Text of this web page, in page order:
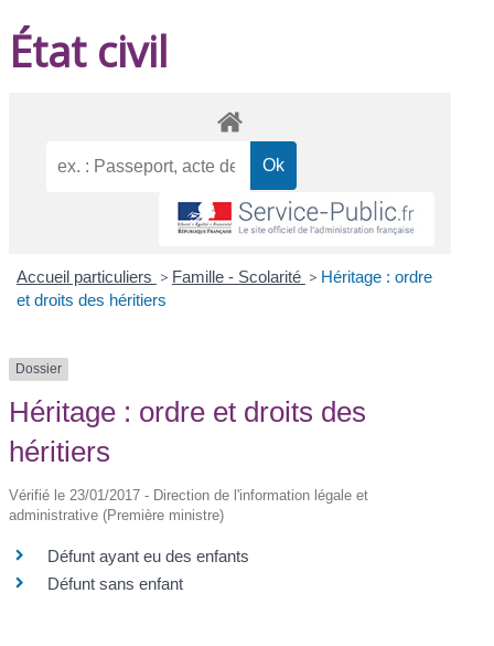
État civil
Accueil particuliers > Famille - Scolarité > Héritage : ordre
et droits des héritiers
Dossier
Héritage : ordre et droits des
héritiers
Vérifié le 23/01/2017 - Direction de l'information légale et
administrative (Première ministre)
Défunt ayant eu des enfants
Défunt sans enfant